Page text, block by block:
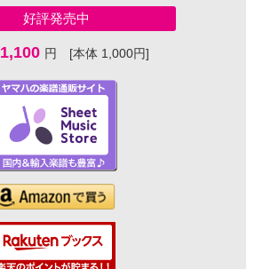
好評発売中
1,100 円 [本体 1,000円]